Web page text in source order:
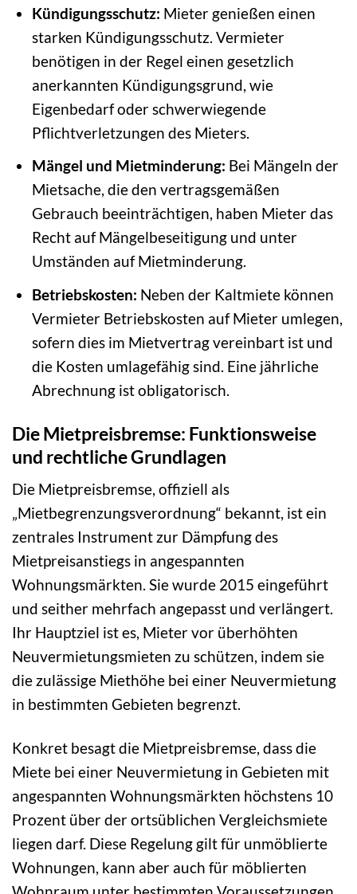
Kündigungsschutz: Mieter genießen einen
starken Kündigungsschutz. Vermieter
benötigen in der Regel einen gesetzlich
anerkannten Kündigungsgrund, wie
Eigenbedarf oder schwerwiegende
Pflichtverletzungen des Mieters.
Mängel und Mietminderung: Bei Mängeln der
Mietsache, die den vertragsgemäßen
Gebrauch beeinträchtigen, haben Mieter das
Recht auf Mängelbeseitigung und unter
Umständen auf Mietminderung.
Betriebskosten: Neben der Kaltmiete können
Vermieter Betriebskosten auf Mieter umlegen,
sofern dies im Mietvertrag vereinbart ist und
die Kosten umlagefähig sind. Eine jährliche
Abrechnung ist obligatorisch.
Die Mietpreisbremse: Funktionsweise
und rechtliche Grundlagen
Die Mietpreisbremse, offiziell als
„Mietbegrenzungsverordnung“ bekannt, ist ein
zentrales Instrument zur Dämpfung des
Mietpreisanstiegs in angespannten
Wohnungsmärkten. Sie wurde 2015 eingeführt
und seither mehrfach angepasst und verlängert.
Ihr Hauptziel ist es, Mieter vor überhöhten
Neuvermietungsmieten zu schützen, indem sie
die zulässige Miethöhe bei einer Neuvermietung
in bestimmten Gebieten begrenzt.
Konkret besagt die Mietpreisbremse, dass die
Miete bei einer Neuvermietung in Gebieten mit
angespannten Wohnungsmärkten höchstens 10
Prozent über der ortsüblichen Vergleichsmiete
liegen darf. Diese Regelung gilt für unmöblierte
Wohnungen, kann aber auch für möblierten